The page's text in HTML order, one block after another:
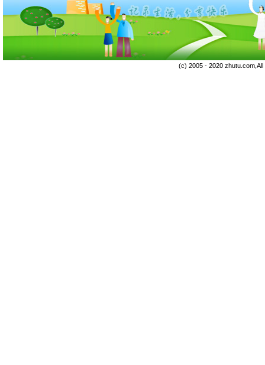
(c) 2005 - 2020